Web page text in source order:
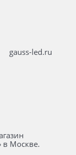
gauss-led.ru
в Москве.